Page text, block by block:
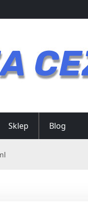
Sklep Blog